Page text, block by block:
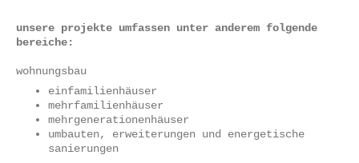
unsere projekte umfassen unter anderem folgende
bereiche:
wohnungsbau
einfamilienhäuser
mehrfamilienhäuser
mehrgenerationenhäuser
umbauten, erweiterungen und energetische
sanierungen